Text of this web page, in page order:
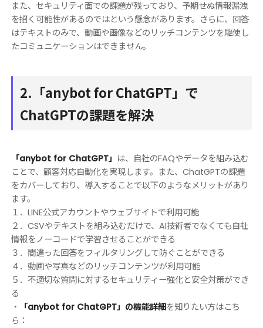
また、セキュリティ面での課題が残っており、予期せぬ情報漏洩
を招く可能性があるのではという懸念があります。さらに、回答
はテキストのみで、動画や画像などのリッチコンテンツを駆使し
たコミュニケーションはできません。
2.「anybot for ChatGPT」で
ChatGPTの課題を解決
「anybot for ChatGPT」 は、自社のFAQやデータを組み込む
ことで、顧客対応自動化を実現します。また、ChatGPTの課題
をカバーしており、導入することで以下のようなメリットがあり
ます。
１．LINE公式アカウントやウェブサイトで利用可能
２．CSVやテキストを組み込むだけで、AI技術者でなくても自社
情報をノーコードで学習させることができる
３．間違った回答をフィルタリングして防ぐことができる
４．動画や写真などのリッチコンテンツが利用可能
５．不適切な質問に対するセキュリティー強化と安全対策ができ
る
・
「anybot for ChatGPT」の機能詳細を知りたい方はこち
ら：